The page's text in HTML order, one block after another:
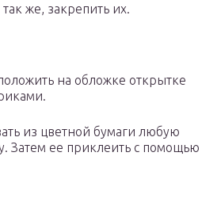
же, закрепить их.
на обложке открытке
из цветной бумаги любую
Затем ее приклеить с помощью